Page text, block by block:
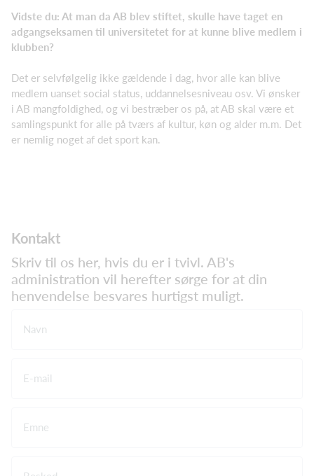
Vidste du: At man da AB blev stiftet, skulle have taget en
adgangseksamen til universitetet for at kunne blive medlem i
klubben?
Det er selvfølgelig ikke gældende i dag, hvor alle kan blive
medlem uanset social status, uddannelsesniveau osv. Vi ønsker
i AB mangfoldighed, og vi bestræber os på, at AB skal være et
samlingspunkt for alle på tværs af kultur, køn og alder m.m. Det
er nemlig noget af det sport kan.
Kontakt
Skriv til os her, hvis du er i tvivl. AB's
administration vil herefter sørge for at din
henvendelse besvares hurtigst muligt.
Navn
E-mail
Emne